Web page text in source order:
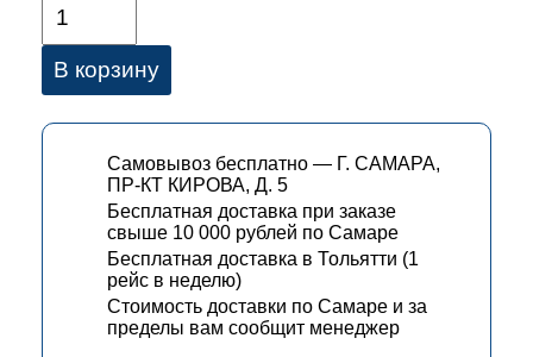
В корзину
Самовывоз бесплатно — Г. САМАРА,
ПР-КТ КИРОВА, Д. 5
Бесплатная доставка при заказе
свыше 10 000 рублей по Самаре
Бесплатная доставка в Тольятти (1
рейс в неделю)
Стоимость доставки по Самаре и за
пределы вам сообщит менеджер